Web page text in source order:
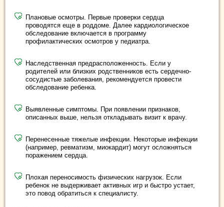
Плановые осмотры. Первые проверки сердца
проводятся еще в роддоме. Далее кардиологическое
обследование включается в программу
профилактических осмотров у педиатра.
Наследственная предрасположенность. Если у
родителей или близких родственников есть сердечно-
сосудистые заболевания, рекомендуется провести
обследование ребенка.
Выявленные симптомы. При появлении признаков,
описанных выше, нельзя откладывать визит к врачу.
Перенесенные тяжелые инфекции. Некоторые инфекции
(например, ревматизм, миокардит) могут осложняться
поражением сердца.
Плохая переносимость физических нагрузок. Если
ребенок не выдерживает активных игр и быстро устает,
это повод обратиться к специалисту.